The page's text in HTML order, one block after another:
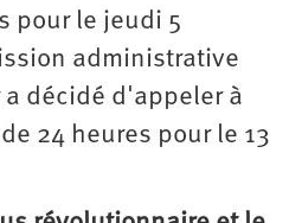
pour le jeudi 5
administrative
décidé d'appeler à
24 heures pour le 13